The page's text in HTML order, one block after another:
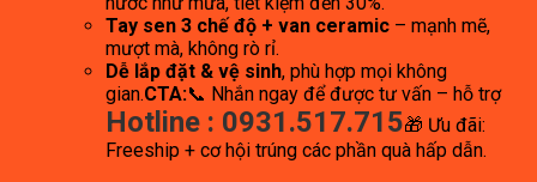
Tay sen 3 chế độ + van ceramic – mạnh mẽ,
mượt mà, không rò rỉ.
Dễ lắp đặt & vệ sinh, phù hợp mọi không
gian.CTA:📞 Nhắn ngay để được tư vấn – hỗ trợ
Hotline : 0931.517.715🎁 Ưu đãi:
Freeship + cơ hội trúng các phần quà hấp dẫn.